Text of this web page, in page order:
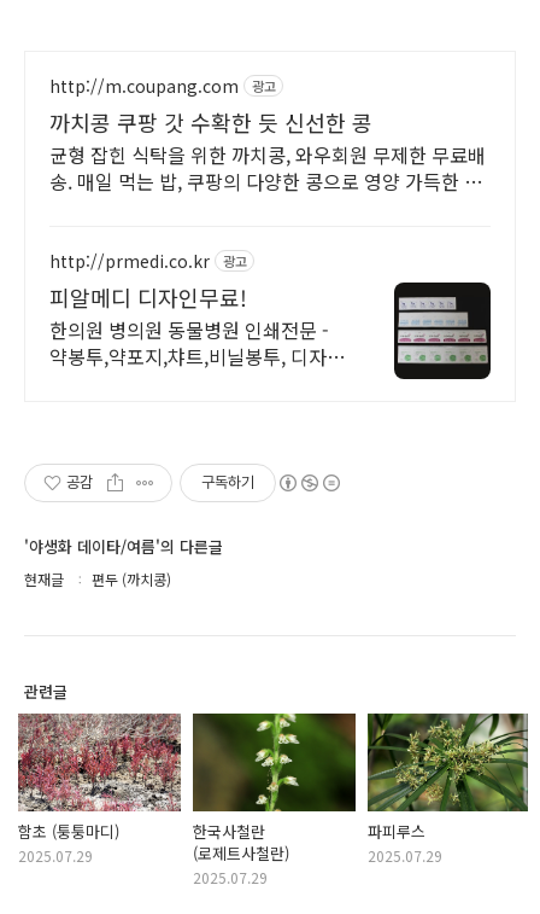
http://m.coupang.com 광고
까치콩 쿠팡 갓 수확한 듯 신선한 콩
균형 잡힌 식탁을 위한 까치콩, 와우회원 무제한 무료배
송. 매일 먹는 밥, 쿠팡의 다양한 콩으로 영양 가득한 한
http://prmedi.co.kr 광고
피알메디 디자인무료!
한의원 병의원 동물병원 인쇄전문 -
약봉투,약포지,챠트,비닐봉투, 디자인
공감 구독하기
'야생화 데이타/여름'의 다른글
현재글 편두 (까치콩)
관련글
함초 (퉁퉁마디)
2025.07.29
한국사철란
(로제트사철란)
2025.07.29
파피루스
2025.07.29